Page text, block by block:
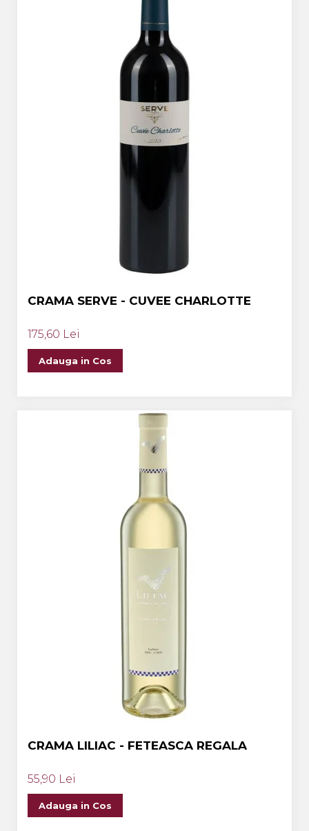
CRAMA SERVE - CUVEE CHARLOTTE
175,60 Lei
Adauga in Cos
CRAMA LILIAC - FETEASCA REGALA
55,90 Lei
Adauga in Cos